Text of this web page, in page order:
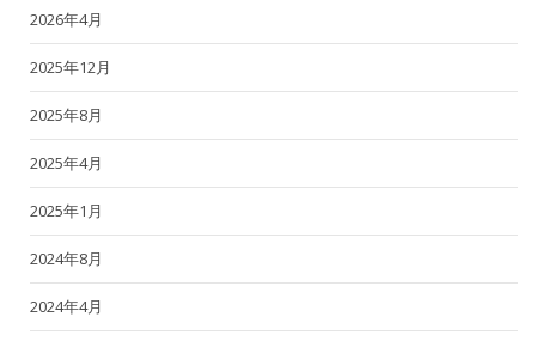
2026年4月
2025年12月
2025年8月
2025年4月
2025年1月
2024年8月
2024年4月